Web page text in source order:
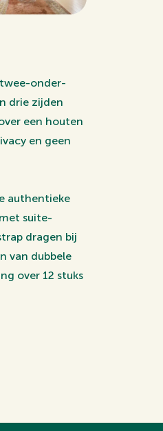
onder-
drie zijden
een houten
en geen
authentieke
suite-
dragen bij
van dubbele
over 12 stuks
Station